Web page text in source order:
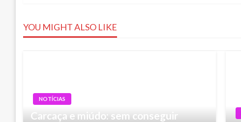
Post
YOU MIGHT ALSO LIKE
NOTÍCIAS
Carcaça e miúdo: sem conseguir